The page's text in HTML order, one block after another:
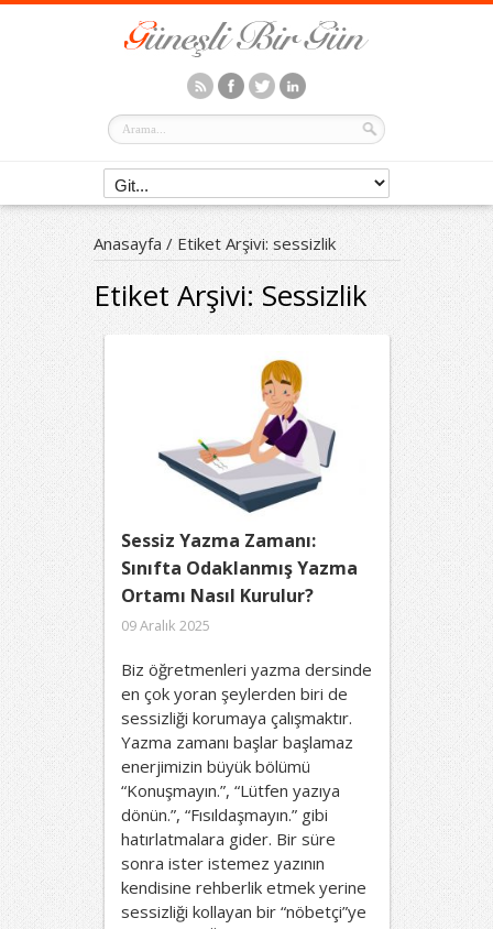
Anasayfa / Etiket Arşivi: sessizlik
Etiket Arşivi:Sessizlik
Sessiz Yazma Zamanı:
Sınıfta Odaklanmış Yazma
Ortamı Nasıl Kurulur?
09 Aralık 2025
Biz öğretmenleri yazma dersinde
en çok yoran şeylerden biri de
sessizliği korumaya çalışmaktır.
Yazma zamanı başlar başlamaz
enerjimizin büyük bölümü
“Konuşmayın.”, “Lütfen yazıya
dönün.”, “Fısıldaşmayın.” gibi
hatırlatmalara gider. Bir süre
sonra ister istemez yazının
kendisine rehberlik etmek yerine
sessizliği kollayan bir “nöbetçi”ye